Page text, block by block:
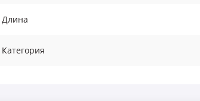
Длина
Категория